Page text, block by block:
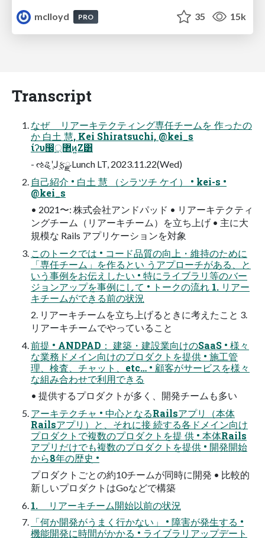
mclloyd
PRO 35 15k
Transcript
なぜ リアーキテクティング専任チームを 作ったの
か 白土 慧, Kei Shiratsuchi, @kei_s
ίʔυ඼࣭޲্ͷ͍Ζ͸
- ઌୡʹֶͿ࣮ફྫ Lunch LT, 2023.11.22(Wed)
自己紹介 • 白土 慧 （シラツチ ケイ） • kei-s •
@kei_s
• 2021〜: 株式会社アンドパッド • リアーキテクティ
ングチーム（リアーキチーム）を立ち上げ • 主に大
規模な Rails アプリケーションを対象
このトークでは • コード品質の向上・維持のために
「専任チーム」を作るとい うアプローチがある、と
いう事例をお伝えしたい • 特にライブラリ等のバー
ジョンアップを事例にして • トークの流れ 1. リアー
キチームができる前の状況
2. リアーキチームを立ち上げるときに考えたこと 3.
リアーキチームでやっていること
前提 • ANDPAD： 建築・建設業向けのSaaS • 様々
な業務ドメイン向けのプロダクトを提供 • 施工管
理、検査、チャット、etc… • 顧客がサービスを様々
な組み合わせで利用できる
• 提供するプロダクトが多く、開発チームも多い
アーキテクチャ • 中心となるRailsアプリ（本体
Railsアプリ）と、それに接 続する各ドメイン向け
プロダクトで複数のプロダクトを提 供 • 本体Rails
アプリだけでも複数のプロダクトを提供 • 開発開始
から8年の歴史 •
プロダクトごとの約10チームが同時に開発 • 比較的
新しいプロダクトはGoなどで構築
1. リアーキチーム開始以前の状況
「何か開発がうまく行かない」 • 障害が発生する •
機能開発に時間がかかる • ライブラリアップデート